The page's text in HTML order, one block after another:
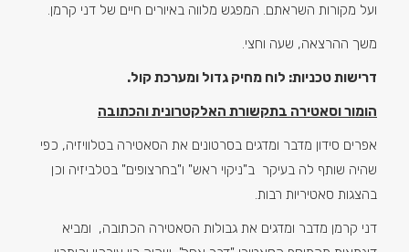
ועל מקורות השראתם. המפגש מלווה באיורים חיים של דני קרמן.
משך ההרצאה, שעה וחצי.
דרישות טכניות: לוח מחיק גדול ומערכת קול.
הומור וסאטירה בתקשורת האלקטרונית והכתובה
אפרים סידון מדבר ומדגים בסרטונים את הסאטירה בטלוויזיה, כפי
שהיה שותף לה בעיקר ב"ניקוי ראש" ו"בחרצופים" בטלביזיה וכן
בהצגות סאטיריות רבות.
דני קרמן מדבר ומדגים את גבולות הסאטירה הכתובה, ומביא